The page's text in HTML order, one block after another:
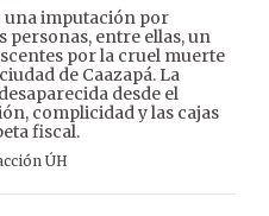
una imputación por
entre ellas, un
por la cruel muerte
de Caazapá. La
desde el
complicidad y las cajas
fiscal.
ÚH